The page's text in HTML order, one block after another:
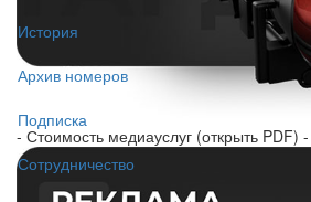
История
Архив номеров
Подписка
Сотрудничество
- Стоимость медиауслуг (открыть PDF) -